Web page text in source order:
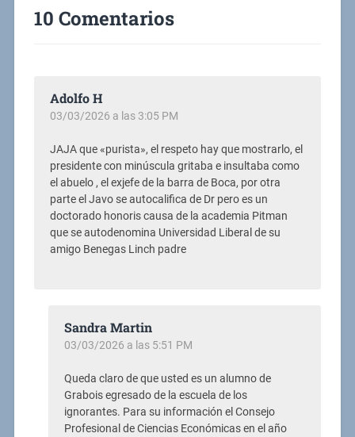
10 Comentarios
Adolfo H
03/03/2026 a las 3:05 PM
JAJA que «purista», el respeto hay que mostrarlo, el
presidente con minúscula gritaba e insultaba como
el abuelo , el exjefe de la barra de Boca, por otra
parte el Javo se autocalifica de Dr pero es un
doctorado honoris causa de la academia Pitman
que se autodenomina Universidad Liberal de su
amigo Benegas Linch padre
Sandra Martin
03/03/2026 a las 5:51 PM
Queda claro de que usted es un alumno de
Grabois egresado de la escuela de los
ignorantes. Para su información el Consejo
Profesional de Ciencias Económicas en el año